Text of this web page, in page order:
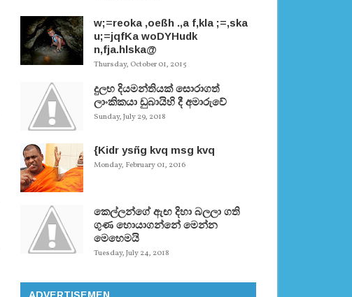
w;=reoka ,oeßh .,a f,kla ;=,ska
u;=jqfKa woDYHudk
n,fja.hlska@
Thursday, October 01, 2015
දුලභ දියමන්තියක් සොරාගත්
ලාංකිකයා ඩුබායිහි දී අමාරුවේ
Sunday, July 29, 2018
{Kidr ysñg kvq msg kvq
Monday, February 01, 2016
කෙල්ලන්ගේ ඇඟ දිහා බලලා ගති
ගුණ හොයාගන්නේ මෙන්න
මෙහෙමයි
Tuesday, July 24, 2018